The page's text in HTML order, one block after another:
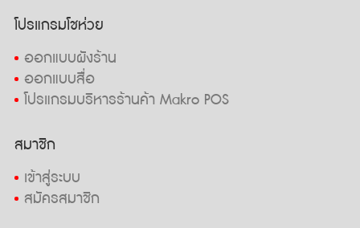
โปรแกรมโชห่วย
ออกแบบผังร้าน
ออกแบบสื่อ
โปรแกรมบริหารร้านค้า Makro POS
สมาชิก
เข้าสู่ระบบ
สมัครสมาชิก